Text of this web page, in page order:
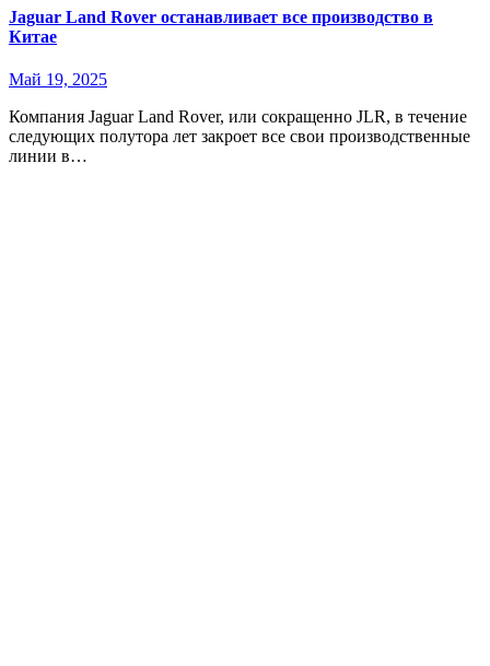
Jaguar Land Rover останавливает все производство в
Китае
Май 19, 2025
Компания Jaguar Land Rover, или сокращенно JLR, в течение
следующих полутора лет закроет все свои производственные
линии в…